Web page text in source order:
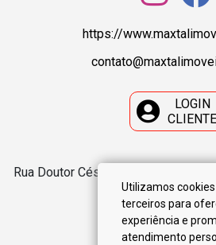
Utilizamos
terceiros para
experiência e
atendimento
https://
LOGIN
CLIENTE
Rua Doutor César, 418 – Santana -
SP -VER